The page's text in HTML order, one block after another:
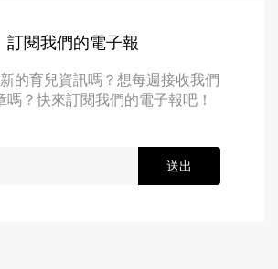
訂閱我們的電子報
的育兒資訊嗎？想每週接收我們
嗎？快來訂閱我們的電子報吧！
送出